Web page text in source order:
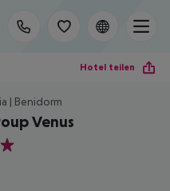
Hotel teilen
| Benidorm
Venus